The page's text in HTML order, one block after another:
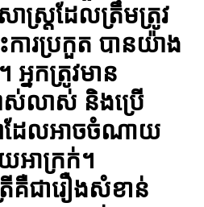
ាស្ត្រដែលត្រឹមត្រូវ
ារប្រកួត បានយ៉ាង
អ្នកត្រូវមាន
ស់លាស់ និងប្រើ
ដែលអាចចំណាយ
ាក្រក់។
គឺជារឿងសំខាន់